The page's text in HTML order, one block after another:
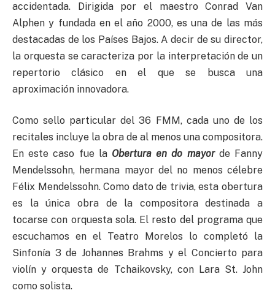
accidentada. Dirigida por el maestro Conrad Van
Alphen y fundada en el año 2000, es una de las más
destacadas de los Países Bajos. A decir de su director,
la orquesta se caracteriza por la interpretación de un
repertorio clásico en el que se busca una
aproximación innovadora.
Como sello particular del 36 FMM, cada uno de los
recitales incluye la obra de al menos una compositora.
En este caso fue la Obertura en do mayorde Fanny
Mendelssohn, hermana mayor del no menos célebre
Félix Mendelssohn. Como dato de trivia, esta obertura
es la única obra de la compositora destinada a
tocarse con orquesta sola. El resto del programa que
escuchamos en el Teatro Morelos lo completó la
Sinfonía 3 de Johannes Brahms y el Concierto para
violín y orquesta de Tchaikovsky, con Lara St. John
como solista.